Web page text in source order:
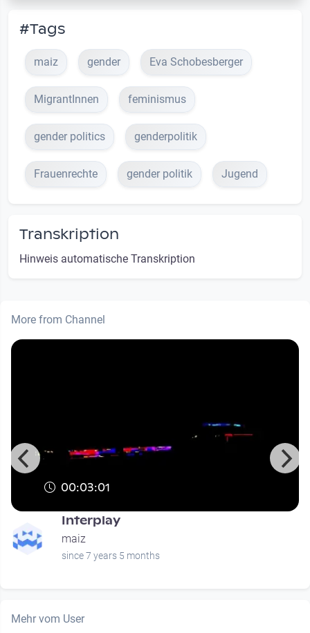
#Tags
maiz gender Eva Schobesberger
MigrantInnen feminismus
gender politics genderpolitik
Frauenrechte gender politik Jugend
Transkription
Hinweis automatische Transkription
More from Channel
00:03:01
Interplay
maiz
since 7 years 5 months
Mehr vom User